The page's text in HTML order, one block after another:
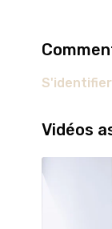
l'un des
ou si vous
aucun cas
médical ou à
S'identifier
Vidéos